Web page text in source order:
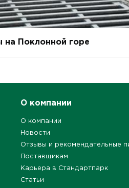
на Поклонной горе
О компании
О компании
Новости
Отзывы и рекомендательные
Поставщикам
Карьера в Стандартпарк
Статьи